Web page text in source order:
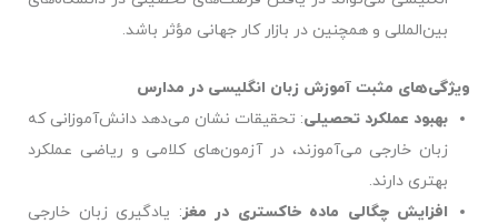
بین‌المللی و همچنین در بازار کار جهانی مؤثر باشد.
ویژگی‌های مثبت آموزش زبان انگلیسی در مدارس
بهبود عملکرد تحصیلی: تحقیقات نشان می‌دهد دانش‌آموزانی که
زبان خارجی می‌آموزند، در آزمون‌های کلامی و ریاضی عملکرد
بهتری دارند.
افزایش چگالی ماده خاکستری در مغز: یادگیری زبان خارجی